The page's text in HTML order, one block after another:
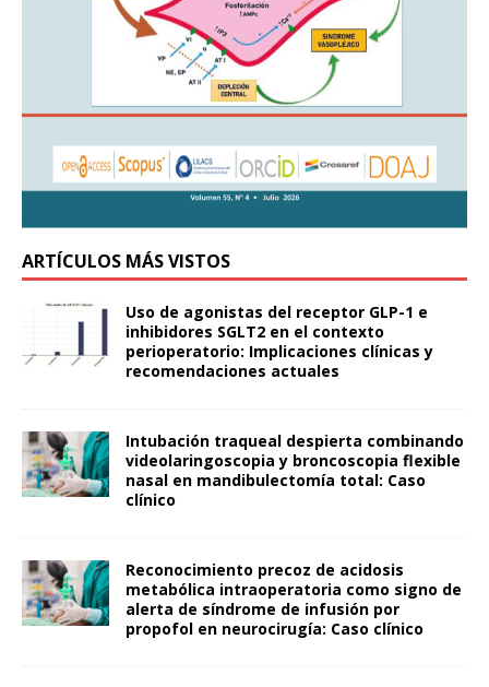
ARTÍCULOS MÁS VISTOS
Uso de agonistas del receptor GLP-1 e
inhibidores SGLT2 en el contexto
perioperatorio: Implicaciones clínicas y
recomendaciones actuales
Intubación traqueal despierta combinando
videolaringoscopia y broncoscopia flexible
nasal en mandibulectomía total: Caso
clínico
Reconocimiento precoz de acidosis
metabólica intraoperatoria como signo de
alerta de síndrome de infusión por
propofol en neurocirugía: Caso clínico